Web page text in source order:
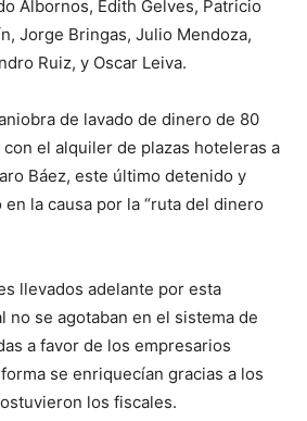
Albornos, Edith Gelves, Patricio
Jorge Bringas, Julio Mendoza,
Ruiz, y Oscar Leiva.
de lavado de dinero de 80
el alquiler de plazas hoteleras a
Báez, este último detenido y
la causa por la “ruta del dinero
llevados adelante por esta
no se agotaban en el sistema de
a favor de los empresarios
se enriquecían gracias a los
los fiscales.